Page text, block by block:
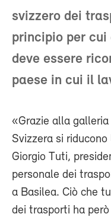
svizzero dei
principio per
deve essere
paese in cui il
«Grazie alla
Svizzera si
Giorgio Tuti,
personale dei
a Basilea. Ciò che
dei trasporti ha